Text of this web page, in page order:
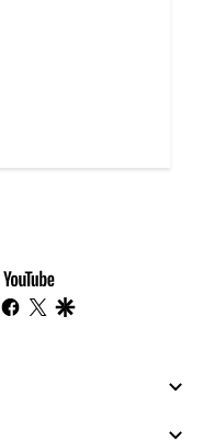
youtube-
footer
instagram
facebook
twitter